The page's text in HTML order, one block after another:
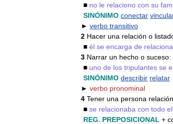
■ no le relaciono con su
SINÓNIMO conectar
► verbo transitivo
2 Hacer una relación o
■ él se encarga de
3 Narrar un hecho o suceso:
■ uno de los tripulantes se
SINÓNIMO describir relatar
► verbo pronominal
4 Tener una persona relación
■ se relacionaba con todo el
REG. PREPOSICIONAL +